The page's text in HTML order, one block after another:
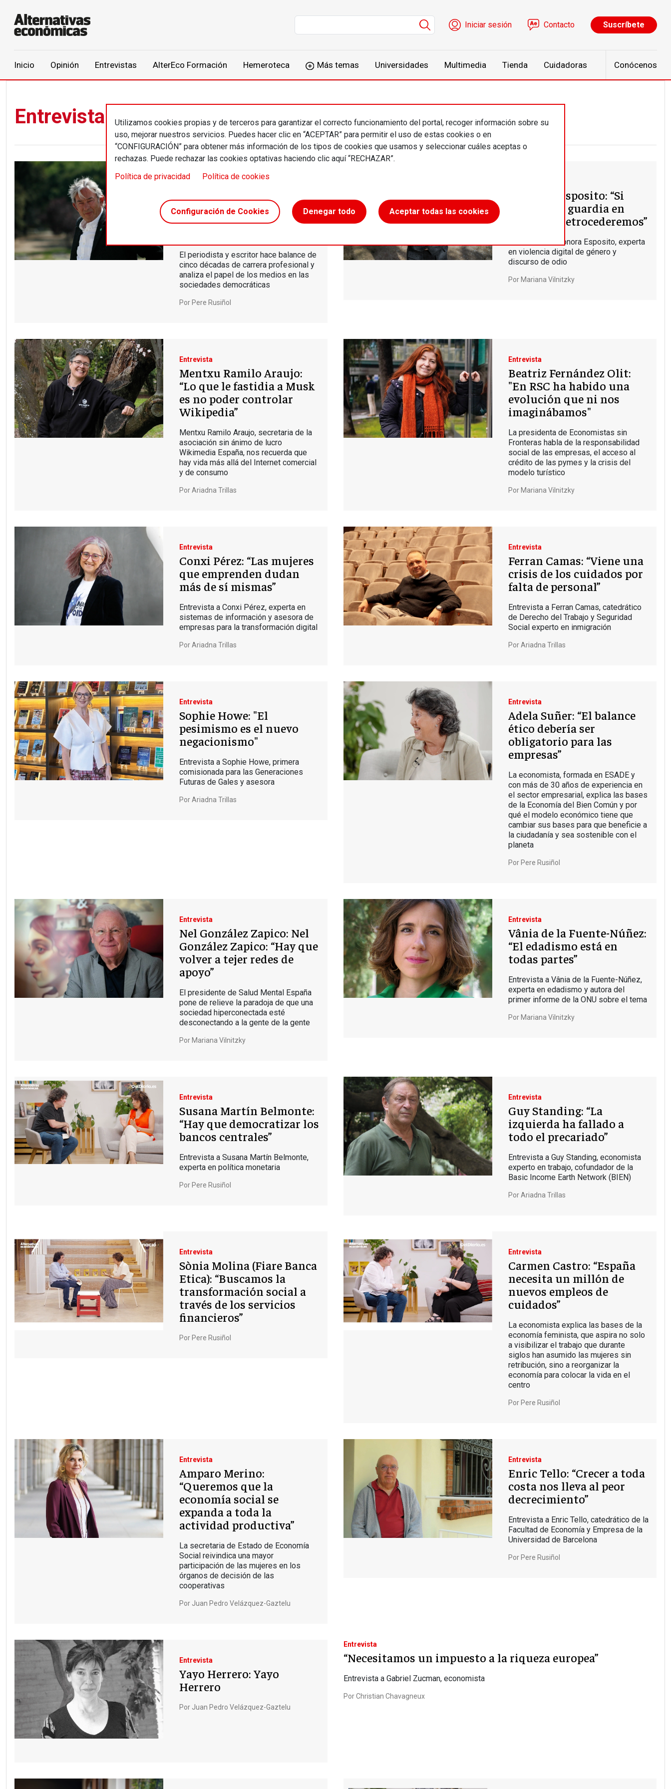
Menú de cuenta de usuario
Iniciar sesión Contacto Suscríbete
Inicio Opinión Entrevistas AlterEco Formación Hemeroteca Más temas Universidades Multimedia Tienda Cuidadoras Conócenos
Utilizamos cookies propias y de terceros para garantizar el correcto funcionamiento del portal, recoger información sobre su
uso, mejorar nuestros servicios. Puedes hacer clic en “ACEPTAR” para permitir el uso de estas cookies o en
“CONFIGURACIÓN” para obtener más información de los tipos de cookies que usamos y seleccionar cuáles aceptas o
rechazas. Puede rechazar las cookies optativas haciendo clic aquí “RECHAZAR”.
Política de privacidad
Política de cookies
Configuración de Cookies Denegar todo Aceptar todas las cookies
Entrevista
Entrevista
capitalismo tapa sus
accidentes con toneladas
El periodista y escritor hace balance de
cinco décadas de carrera profesional y
analiza el papel de los medios en las
sociedades democráticas
Por Pere Rusiñol
Eleonora Esposito: “Si
bajamos la guardia en
derechos, retrocederemos”
Entrevista a Eleonora Esposito, experta
en violencia digital de género y
discurso de odio
Por Mariana Vilnitzky
Entrevista
Mentxu Ramilo Araujo:
“Lo que le fastidia a Musk
es no poder controlar
Wikipedia”
Mentxu Ramilo Araujo, secretaria de la
asociación sin ánimo de lucro
Wikimedia España, nos recuerda que
hay vida más allá del Internet comercial
y de consumo
PorAriadna Trillas
Entrevista
Beatriz Fernández Olit:
"En RSC ha habido una
evolución que ni nos
imaginábamos"
La presidenta de Economistas sin
Fronteras habla de la responsabilidad
social de las empresas, el acceso al
crédito de las pymes y la crisis del
modelo turístico
Por Mariana Vilnitzky
Entrevista
Conxi Pérez: “Las mujeres
que emprenden dudan
más de sí mismas”
Entrevista a Conxi Pérez, experta en
sistemas de información y asesora de
empresas para la transformación digital
PorAriadna Trillas
Entrevista
Ferran Camas: “Viene una
crisis de los cuidados por
falta de personal”
Entrevista a Ferran Camas, catedrático
de Derecho del Trabajo y Seguridad
Social experto en inmigración
PorAriadna Trillas
Entrevista
Sophie Howe: "El
pesimismo es el nuevo
negacionismo"
Entrevista a Sophie Howe, primera
comisionada para las Generaciones
Futuras de Gales y asesora
PorAriadna Trillas
Entrevista
Adela Suñer: “El balance
ético debería ser
obligatorio para las
empresas”
La economista, formada en ESADE y
con más de 30 años de experiencia en
el sector empresarial, explica las bases
de la Economía del Bien Común y por
qué el modelo económico tiene que
cambiar sus bases para que beneficie a
la ciudadanía y sea sostenible con el
planeta
Por Pere Rusiñol
Entrevista
Nel González Zapico: Nel
González Zapico: “Hay que
volver a tejer redes de
apoyo”
El presidente de Salud Mental España
pone de relieve la paradoja de que una
sociedad hiperconectada esté
desconectando a la gente de la gente
Por Mariana Vilnitzky
Entrevista
Vânia de la Fuente-Núñez:
“El edadismo está en
todas partes”
Entrevista a Vânia de la Fuente-Núñez,
experta en edadismo y autora del
primer informe de la ONU sobre el tema
Por Mariana Vilnitzky
Entrevista
Susana Martín Belmonte:
“Hay que democratizar los
bancos centrales”
Entrevista a Susana Martín Belmonte,
experta en política monetaria
Por Pere Rusiñol
Entrevista
Guy Standing: “La
izquierda ha fallado a
todo el precariado”
Entrevista a Guy Standing, economista
experto en trabajo, cofundador de la
Basic Income Earth Network (BIEN)
PorAriadna Trillas
Entrevista
Sònia Molina (Fiare Banca
Etica): “Buscamos la
transformación social a
través de los servicios
financieros”
Por Pere Rusiñol
Entrevista
Carmen Castro: “España
necesita un millón de
nuevos empleos de
cuidados”
La economista explica las bases de la
economía feminista, que aspira no solo
a visibilizar el trabajo que durante
siglos han asumido las mujeres sin
retribución, sino a reorganizar la
economía para colocar la vida en el
centro
Por Pere Rusiñol
Entrevista
Amparo Merino:
“Queremos que la
economía social se
expanda a toda la
actividad productiva”
La secretaria de Estado de Economía
Social reivindica una mayor
participación de las mujeres en los
órganos de decisión de las
cooperativas
Por Juan Pedro Velázquez-Gaztelu
Entrevista
Enric Tello: “Crecer a toda
costa nos lleva al peor
decrecimiento”
Entrevista a Enric Tello, catedrático de la
Facultad de Economía y Empresa de la
Universidad de Barcelona
Por Pere Rusiñol
Entrevista
Yayo Herrero: Yayo
Herrero
Por Juan Pedro Velázquez-Gaztelu
Entrevista
“Necesitamos un impuesto a la riqueza europea”
Entrevista a Gabriel Zucman, economista
PorChristian Chavagneux